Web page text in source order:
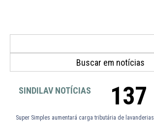
SINDILAV NOTÍCIAS 137
Super Simples aumentará carga tributária de lavanderias